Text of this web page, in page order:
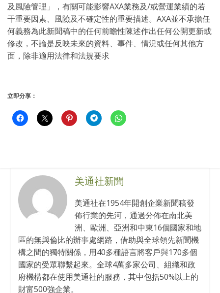
及風險管理」，有關可能影響AXA業務及/或營運業績的若
干重要因素、風險及不確定性的重要描述。AXA並不承擔任
何義務為此新聞稿中的任何前瞻性陳述作出任何公開更新或
修改，不論是反映未來的資料、事件、情況或任何其他方
面，除非適用法律和法規要求
立即分享：
美通社新聞
美通社在1954年開創企業新聞稿發
佈行業的先河，通過分佈在南北美
洲、歐洲、亞洲和中東16個國家和地
區的無與倫比的辦事處網路，借助與全球領先新聞機
構之間的獨特關係，用40多種語言將客戶與170多個
國家的受眾聯繫起來。全球4萬多家公司、組織和政
府機構都在使用美通社的服務，其中包括50%以上的
財富500強企業。